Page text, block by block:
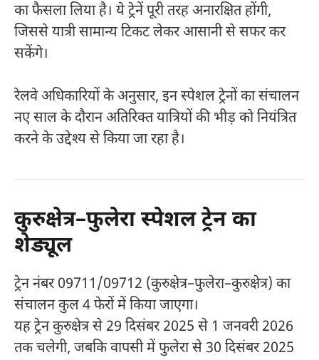
का फैसला लिया है। ये ट्रेनें पूरी तरह अनारक्षित होंगी,
जिससे यात्री सामान्य टिकट लेकर आसानी से सफर कर
सकेंगे।
रेलवे अधिकारियों के अनुसार, इन स्पेशल ट्रेनों का संचालन
नए साल के दौरान अतिरिक्त यात्रियों की भीड़ को नियंत्रित
करने के उद्देश्य से किया जा रहा है।
कुरुक्षेत्र–फुलेरा स्पेशल ट्रेन का
शेड्यूल
ट्रेन नंबर 09711/09712 (कुरुक्षेत्र–फुलेरा–कुरुक्षेत्र) का
संचालन कुल 4 फेरों में किया जाएगा।
यह ट्रेन कुरुक्षेत्र से 29 दिसंबर 2025 से 1 जनवरी 2026
तक चलेगी, जबकि वापसी में फुलेरा से 30 दिसंबर 2025